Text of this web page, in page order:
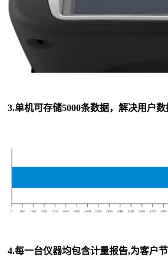
3.单机可存储5000条数据，解决用户
4.每一台仪器均包含计量报告,为客户